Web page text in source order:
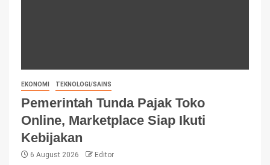
EKONOMI TEKNOLOGI/SAINS
Pemerintah Tunda Pajak Toko
Online, Marketplace Siap Ikuti
Kebijakan
6 August 2026 Editor